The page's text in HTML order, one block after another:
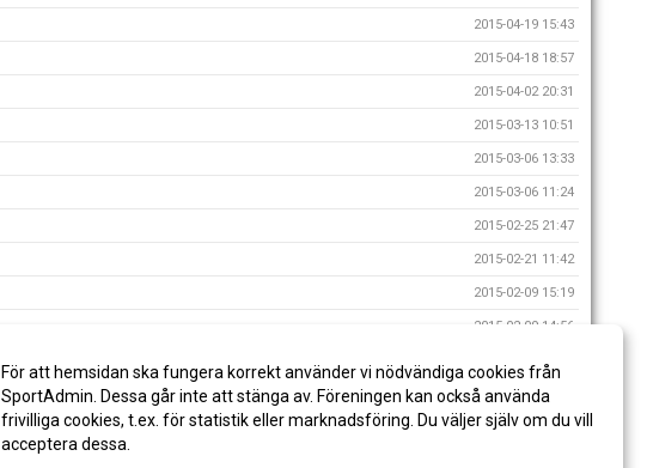
2015-04-19 15:43
2015-04-18 18:57
2015-04-02 20:31
2015-03-13 10:51
2015-03-06 13:33
2015-03-06 11:24
2015-02-25 21:47
2015-02-21 11:42
2015-02-09 15:19
2015-02-09 14:56
2014-11-17 15:33
För att hemsidan ska fungera korrekt använder vi nödvändiga cookies från
SportAdmin. Dessa går inte att stänga av. Föreningen kan också använda
frivilliga cookies, t.ex. för statistik eller marknadsföring. Du väljer själv om du vill
acceptera dessa.